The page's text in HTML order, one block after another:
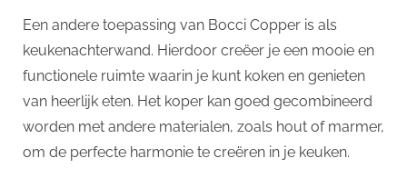
Een andere toepassing van Bocci Copper is als
keukenachterwand. Hierdoor creëer je een mooie en
functionele ruimte waarin je kunt koken en genieten
van heerlijk eten. Het koper kan goed gecombineerd
worden met andere materialen, zoals hout of marmer,
om de perfecte harmonie te creëren in je keuken.